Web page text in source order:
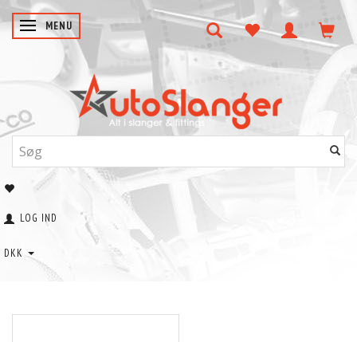
SKIFTE NAVIGATION
MENU
LOG IND
DKK